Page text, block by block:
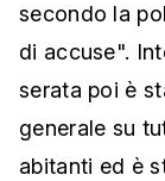
secondo la
di accuse".
serata poi è
generale su
abitanti ed è